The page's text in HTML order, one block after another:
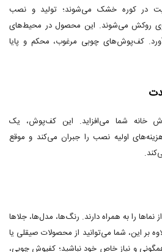
در کوره خشک می‌شوند؛ تولید و نصب
روکش می‌شوند. این محصول در محیط‌های
کف‌پوش‌های چوبی مرغوب، محکم و پایا
خانه شما می‌افزاید. این کف‌پوش، یک
اولیه نصب را جبران می‌کند و موقع
را به همراه دارند. رنگ‌ها، مدل‌ها، جلاها
بر این، شما می‌توانید از محصولات صیقلی یا
و نیاز خاص خود نباشید؛ کفپوش چوبی،